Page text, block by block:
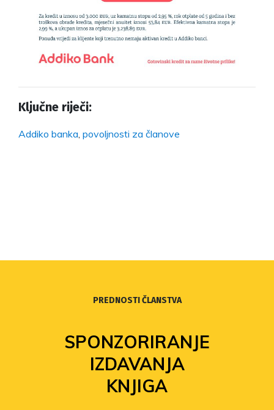
Ključne riječi:
Addiko banka, povoljnosti za članove
PREDNOSTI ČLANSTVA
SPONZORIRANJE
IZDAVANJA
KNJIGA